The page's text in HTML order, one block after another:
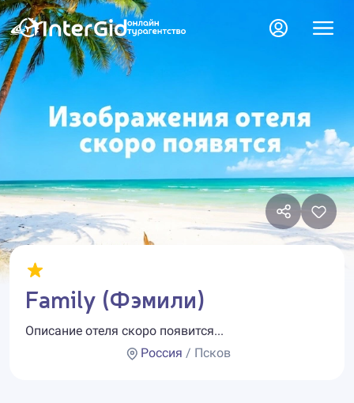
Family (Фэмили)
Описание отеля скоро появится...
Россия / Псков